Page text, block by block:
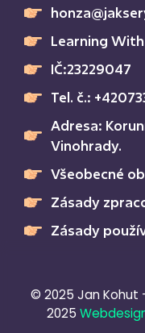
Learning With
IČ:23229047
Tel. č.:
Adresa:
Vinohrady.
Všeobecné
Zásady
Zásady
© 2025 Jan Kohut
2025